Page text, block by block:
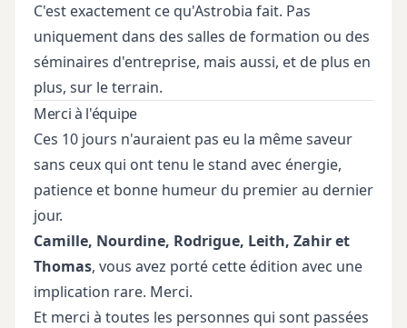
C'est exactement ce qu'Astrobia fait. Pas
uniquement dans des salles de formation ou des
séminaires d'entreprise, mais aussi, et de plus en
plus, sur le terrain.
Merci à l'équipe
Ces 10 jours n'auraient pas eu la même saveur
sans ceux qui ont tenu le stand avec énergie,
patience et bonne humeur du premier au dernier
jour.
Camille, Nourdine, Rodrigue, Leith, Zahir et
Thomas, vous avez porté cette édition avec une
implication rare. Merci.
Et merci à toutes les personnes qui sont passées